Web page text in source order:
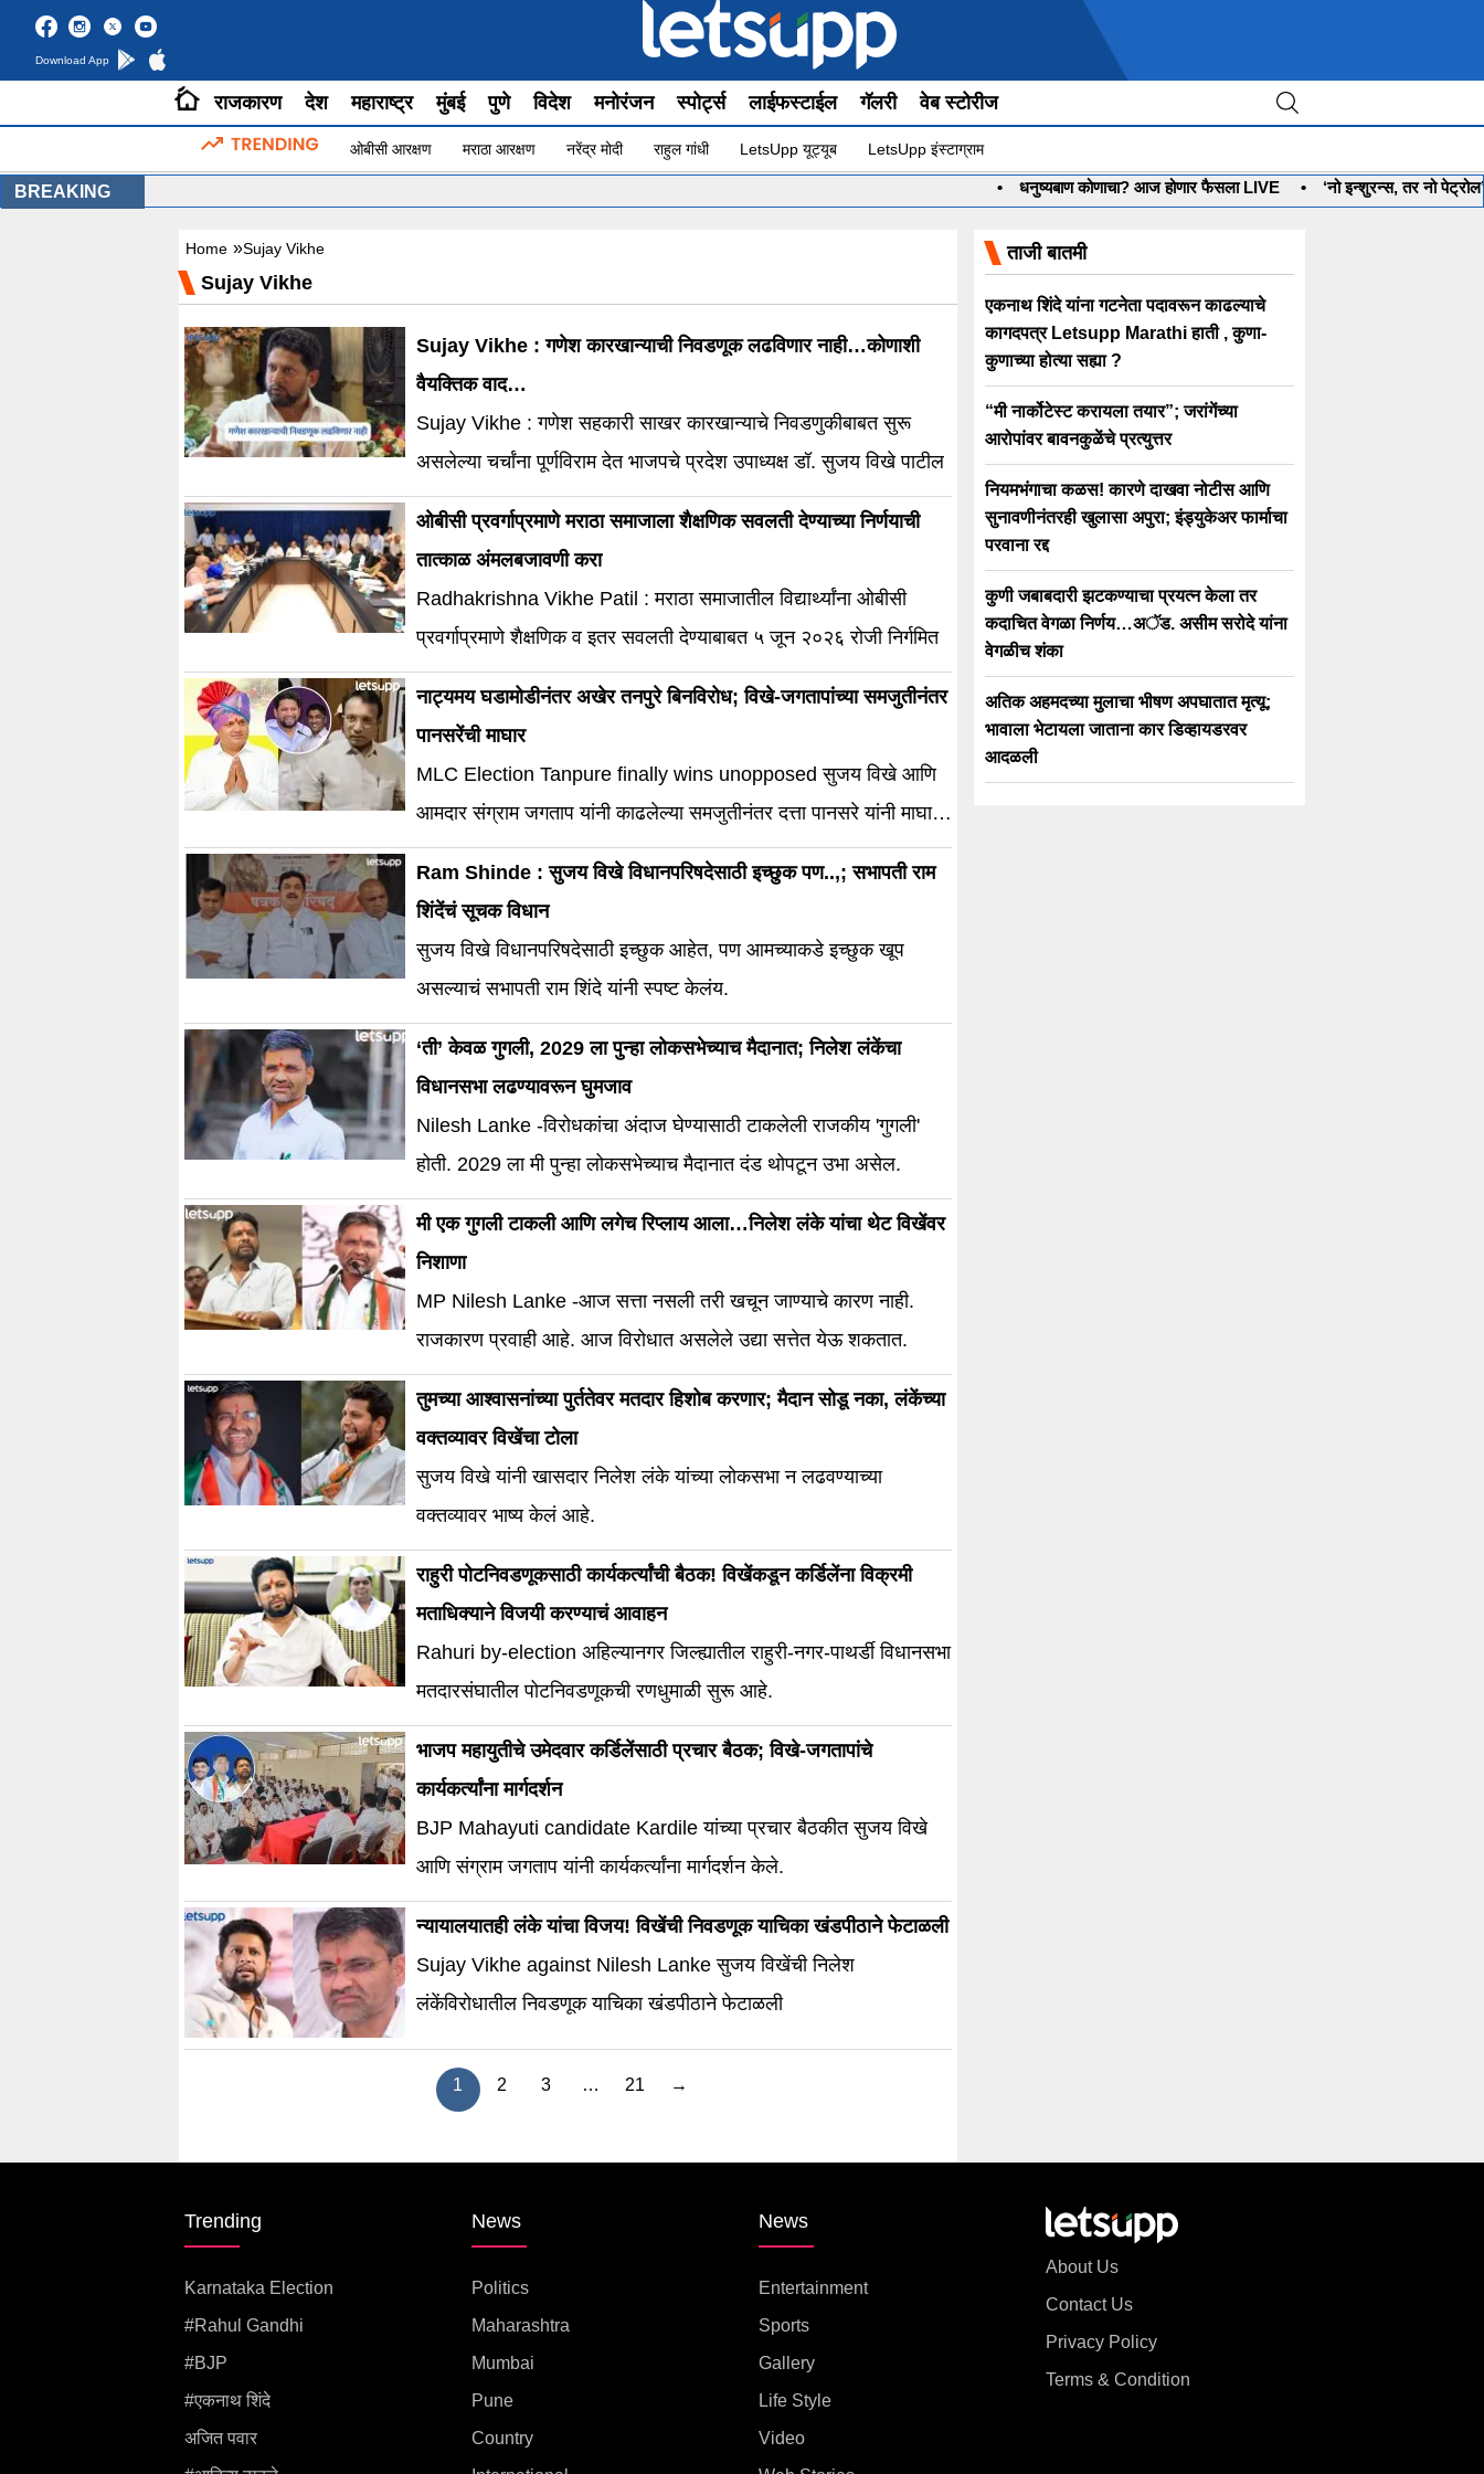
Download App
राजकारण देश महाराष्ट्र मुंबई पुणे विदेश मनोरंजन स्पोर्ट्स लाईफस्टाईल गॅलरी वेब स्टोरीज
ओबीसी आरक्षण मराठा आरक्षण नरेंद्र मोदी राहुल गांधी LetsUpp यूट्यूब LetsUpp इंस्टाग्राम
BREAKING धनुष्यबाण कोणाचा? आज होणार फैसला LIVE • ‘नो इन्शुरन्स, तर नो पेट्रोल’
Home »Sujay Vikhe
Sujay Vikhe
Sujay Vikhe : गणेश कारखान्याची निवडणूक लढविणार नाही…कोणाशी
वैयक्तिक वाद…
Sujay Vikhe : गणेश सहकारी साखर कारखान्याचे निवडणुकीबाबत सुरू
असलेल्या चर्चांना पूर्णविराम देत भाजपचे प्रदेश उपाध्यक्ष डॉ. सुजय विखे पाटील
ओबीसी प्रवर्गाप्रमाणे मराठा समाजाला शैक्षणिक सवलती देण्याच्या निर्णयाची
तात्काळ अंमलबजावणी करा
Radhakrishna Vikhe Patil : मराठा समाजातील विद्यार्थ्यांना ओबीसी
प्रवर्गाप्रमाणे शैक्षणिक व इतर सवलती देण्याबाबत ५ जून २०२६ रोजी निर्गमित
नाट्यमय घडामोडीनंतर अखेर तनपुरे बिनविरोध; विखे-जगतापांच्या समजुतीनंतर
पानसरेंची माघार
MLC Election Tanpure finally wins unopposed सुजय विखे आणि
आमदार संग्राम जगताप यांनी काढलेल्या समजुतीनंतर दत्ता पानसरे यांनी माघार
घेतली आहे.
Ram Shinde : सुजय विखे विधानपरिषदेसाठी इच्छुक पण..,; सभापती राम
शिंदेंचं सूचक विधान
सुजय विखे विधानपरिषदेसाठी इच्छुक आहेत, पण आमच्याकडे इच्छुक खूप
असल्याचं सभापती राम शिंदे यांनी स्पष्ट केलंय.
‘ती’ केवळ गुगली, 2029 ला पुन्हा लोकसभेच्याच मैदानात; निलेश लंकेंचा
विधानसभा लढण्यावरून घुमजाव
Nilesh Lanke -विरोधकांचा अंदाज घेण्यासाठी टाकलेली राजकीय 'गुगली'
होती. 2029 ला मी पुन्हा लोकसभेच्याच मैदानात दंड थोपटून उभा असेल.
मी एक गुगली टाकली आणि लगेच रिप्लाय आला…निलेश लंके यांचा थेट विखेंवर
निशाणा
MP Nilesh Lanke -आज सत्ता नसली तरी खचून जाण्याचे कारण नाही.
राजकारण प्रवाही आहे. आज विरोधात असलेले उद्या सत्तेत येऊ शकतात.
तुमच्या आश्वासनांच्या पुर्ततेवर मतदार हिशोब करणार; मैदान सोडू नका, लंकेंच्या
वक्तव्यावर विखेंचा टोला
सुजय विखे यांनी खासदार निलेश लंके यांच्या लोकसभा न लढवण्याच्या
वक्तव्यावर भाष्य केलं आहे.
राहुरी पोटनिवडणूकसाठी कार्यकर्त्यांची बैठक! विखेंकडून कर्डिलेंना विक्रमी
मताधिक्याने विजयी करण्याचं आवाहन
Rahuri by-election अहिल्यानगर जिल्ह्यातील राहुरी-नगर-पाथर्डी विधानसभा
मतदारसंघातील पोटनिवडणूकची रणधुमाळी सुरू आहे.
भाजप महायुतीचे उमेदवार कर्डिलेंसाठी प्रचार बैठक; विखे-जगतापांचे
कार्यकर्त्यांना मार्गदर्शन
BJP Mahayuti candidate Kardile यांच्या प्रचार बैठकीत सुजय विखे
आणि संग्राम जगताप यांनी कार्यकर्त्यांना मार्गदर्शन केले.
न्यायालयातही लंके यांचा विजय! विखेंची निवडणूक याचिका खंडपीठाने फेटाळली
Sujay Vikhe against Nilesh Lanke सुजय विखेंची निलेश
लंकेंविरोधातील निवडणूक याचिका खंडपीठाने फेटाळली
1 2 3 … 21 →
ताजी बातमी
एकनाथ शिंदे यांना गटनेता पदावरून काढल्याचे
कागदपत्र Letsupp Marathi हाती , कुणा-
कुणाच्या होत्या सह्या ?
“मी नार्कोटेस्ट करायला तयार”; जरांगेंच्या
आरोपांवर बावनकुळेंचे प्रत्युत्तर
नियमभंगाचा कळस! कारणे दाखवा नोटीस आणि
सुनावणीनंतरही खुलासा अपुरा; इंड्युकेअर फार्माचा
परवाना रद्द
कुणी जबाबदारी झटकण्याचा प्रयत्न केला तर
कदाचित वेगळा निर्णय…अॅड. असीम सरोदे यांना
वेगळीच शंका
अतिक अहमदच्या मुलाचा भीषण अपघातात मृत्यू;
भावाला भेटायला जाताना कार डिव्हायडरवर
आदळली
Trending
Karnataka Election
#rahul Gandhi
#BJP
#एकनाथ शिंदे
अजित पवार
News
Politics
Maharashtra
Mumbai
Pune
Country
News
Entertainment
Sports
Gallery
Life Style
Video
About Us
Contact Us
Privacy Policy
Terms & Condition